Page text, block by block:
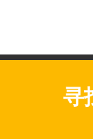
能
？